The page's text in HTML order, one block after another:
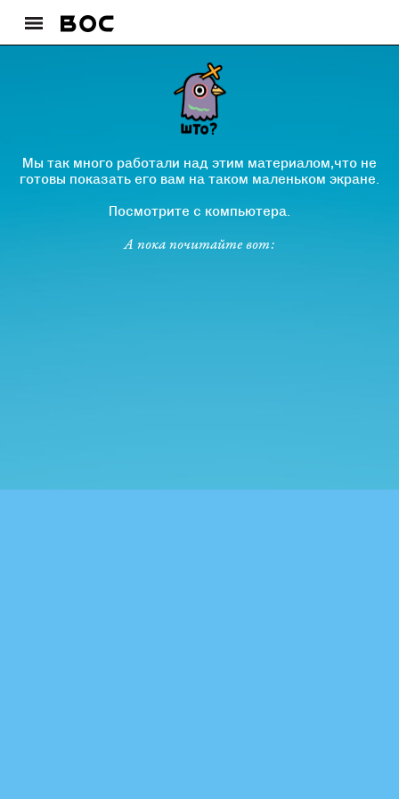
Мы так много работали над этим материалом,что не
готовы показать его вам на таком маленьком экране.
Посмотрите с компьютера.
А пока почитайте вот: